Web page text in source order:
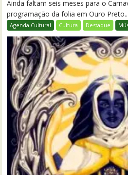
Ainda faltam seis meses para o
programação da folia em Ouro Preto...
Agenda Cultural Cultura Destaque